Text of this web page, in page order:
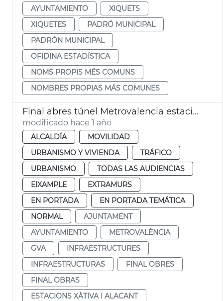
AYUNTAMIENTO
XIQUETS
XIQUETES
PADRÓ MUNICIPAL
PADRÓN MUNICIPAL
OFIDINA ESTADÍSTICA
NOMS PROPIS MÉS COMUNS
NOMBRES PROPIAS MÁS COMUNES
Final abres túnel Metrovalencia estaciones de Xàtiva y Alicante
modificado hace 1 año
ALCALDÍA
MOVILIDAD
URBANISMO Y VIVIENDA
TRÁFICO
URBANISMO
TODAS LAS AUDIENCIAS
EIXAMPLE
EXTRAMURS
EN PORTADA
EN PORTADA TEMÁTICA
NORMAL
AJUNTAMENT
AYUNTAMIENTO
METROVALÈNCIA
GVA
INFRAESTRUCTURES
INFRAESTRUCTURAS
FINAL OBRES
FINAL OBRAS
ESTACIONS XÀTIVA I ALACANT